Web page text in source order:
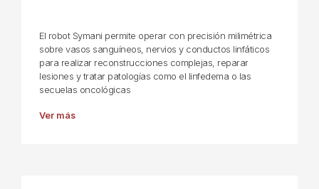
El robot Symani permite operar con precisión milimétrica
sobre vasos sanguíneos, nervios y conductos linfáticos
para realizar reconstrucciones complejas, reparar
lesiones y tratar patologías como el linfedema o las
secuelas oncológicas
Ver más